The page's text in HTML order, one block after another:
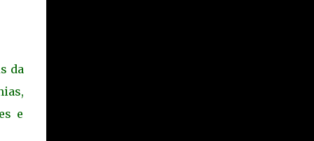
da
e